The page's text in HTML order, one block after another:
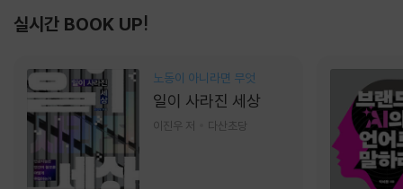
실시간 BOOK UP!
노동이 아니라면 무엇
일이 사라진 세상
이진우 저 다산초당